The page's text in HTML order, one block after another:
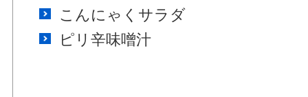
こんにゃくサラダ
ピリ辛味噌汁